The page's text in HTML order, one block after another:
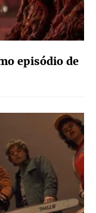
episódio de